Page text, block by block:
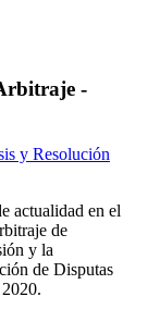
-
y Resolución
actualidad en el
de
y la
de Disputas